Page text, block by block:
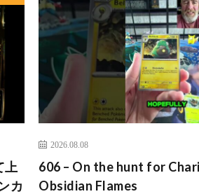
上
カ
2026.08.08
606 – On the hunt for
Obsidian Flames